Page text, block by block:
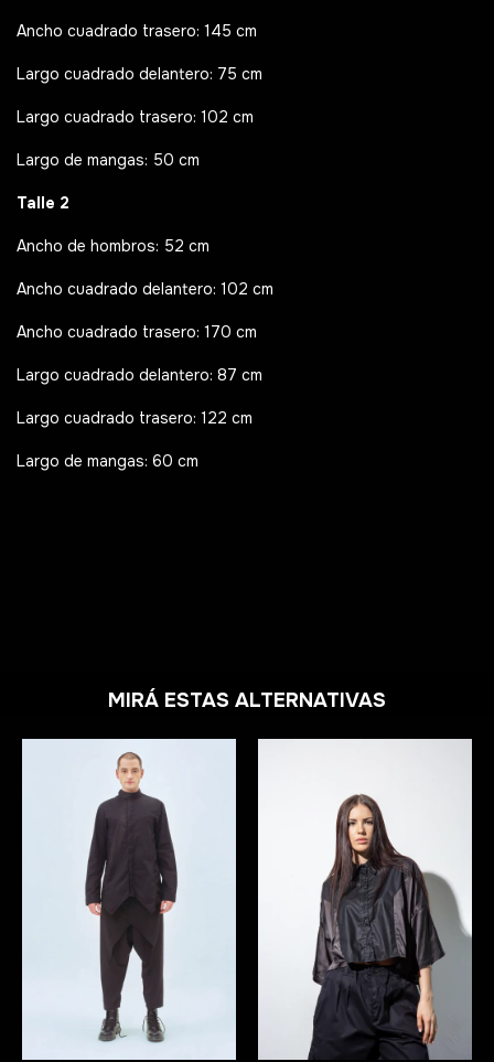
Ancho cuadrado trasero: 145 cm
Largo cuadrado delantero: 75 cm
Largo cuadrado trasero: 102 cm
Largo de mangas: 50 cm
Talle 2
Ancho de hombros: 52 cm
Ancho cuadrado delantero: 102 cm
Ancho cuadrado trasero: 170 cm
Largo cuadrado delantero: 87 cm
Largo cuadrado trasero: 122 cm
Largo de mangas: 60 cm
MIRÁ ESTAS ALTERNATIVAS